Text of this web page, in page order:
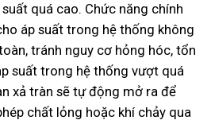
quá cao. Chức năng chính
áp suất trong hệ thống không
tránh nguy cơ hỏng hóc, tổn
suất trong hệ thống vượt quá
xả tràn sẽ tự động mở ra để
chất lỏng hoặc khí chảy qua